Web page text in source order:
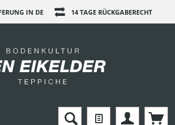
IN DE 14 TAGE RÜCKGABERECHT